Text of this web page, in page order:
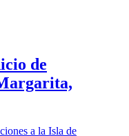
de